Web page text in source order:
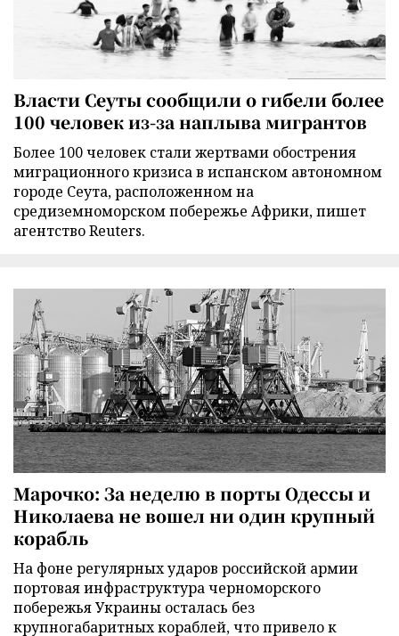
Власти Сеуты сообщили о гибели более
100 человек из-за наплыва мигрантов
Более 100 человек стали жертвами обострения
миграционного кризиса в испанском автономном
городе Сеута, расположенном на
средиземноморском побережье Африки, пишет
агентство Reuters.
Марочко: За неделю в порты Одессы и
Николаева не вошел ни один крупный
корабль
На фоне регулярных ударов российской армии
портовая инфраструктура черноморского
побережья Украины осталась без
крупногабаритных кораблей, что привело к